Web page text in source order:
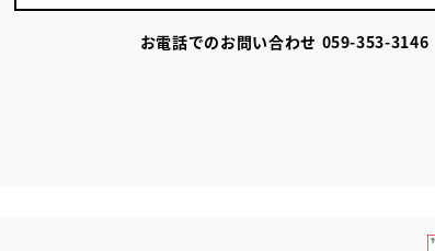
お電話でのお問い合わせ 059-353-3146